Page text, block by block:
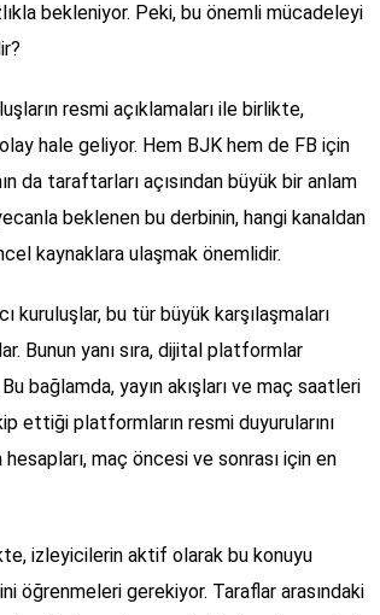
bekleniyor. Peki, bu önemli mücadeleyi
resmi açıklamaları ile birlikte,
hale geliyor. Hem BJK hem de FB için
da taraftarları açısından büyük bir anlam
beklenen bu derbinin, hangi kanaldan
kaynaklara ulaşmak önemlidir.
kuruluşlar, bu tür büyük karşılaşmaları
Bunun yanı sıra, dijital platformlar
bağlamda, yayın akışları ve maç saatleri
ettiği platformların resmi duyurularını
maç öncesi ve sonrası için en
izleyicilerin aktif olarak bu konuyu
öğrenmeleri gerekiyor. Taraflar arasındaki